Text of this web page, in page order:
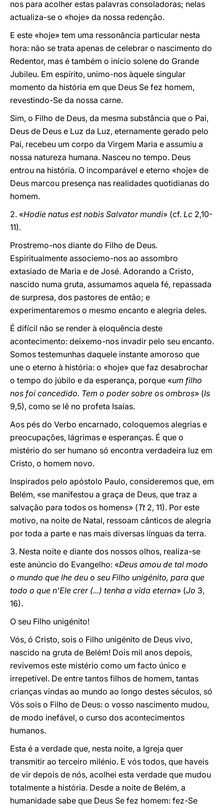
nos para acolher estas palavras consoladoras; nelas
actualiza-se o «hoje» da nossa redenção.
E este «hoje» tem uma ressonância particular nesta
hora: não se trata apenas de celebrar o nascimento do
Redentor, mas é também o início solene do Grande
Jubileu. Em espírito, unimo-nos àquele singular
momento da história em que Deus Se fez homem,
revestindo-Se da nossa carne.
Sim, o Filho de Deus, da mesma substância que o Pai,
Deus de Deus e Luz da Luz, eternamente gerado pelo
Pai, recebeu um corpo da Virgem Maria e assumiu a
nossa natureza humana. Nasceu no tempo. Deus
entrou na história. O incomparável e eterno «hoje» de
Deus marcou presença nas realidades quotidianas do
homem.
2. «Hodie natus est nobis Salvator mundi» (cf. Lc 2,10-
11).
Prostremo-nos diante do Filho de Deus.
Espiritualmente associemo-nos ao assombro
extasiado de Maria e de José. Adorando a Cristo,
nascido numa gruta, assumamos aquela fé, repassada
de surpresa, dos pastores de então; e
experimentaremos o mesmo encanto e alegria deles.
É difícil não se render à eloquência deste
acontecimento: deixemo-nos invadir pelo seu encanto.
Somos testemunhas daquele instante amoroso que
une o eterno à história: o «hoje» que faz desabrochar
o tempo do júbilo e da esperança, porque «um filho
nos foi concedido. Tem o poder sobre os ombros» (Is
9,5), como se lê no profeta Isaías.
Aos pés do Verbo encarnado, coloquemos alegrias e
preocupações, lágrimas e esperanças. É que o
mistério do ser humano só encontra verdadeira luz em
Cristo, o homem novo.
Inspirados pelo apóstolo Paulo, consideremos que, em
Belém, «se manifestou a graça de Deus, que traz a
salvação para todos os homens» (Tt2, 11). Por este
motivo, na noite de Natal, ressoam cânticos de alegria
por toda a parte e nas mais diversas línguas da terra.
3. Nesta noite e diante dos nossos olhos, realiza-se
este anúncio do Evangelho: «Deus amou de tal modo
o mundo que lhe deu o seu Filho unigénito, para que
todo o que n'Ele crer (...) tenha a vida eterna» (Jo 3,
16).
O seu Filho unigénito!
Vós, ó Cristo, sois o Filho unigénito de Deus vivo,
nascido na gruta de Belém! Dois mil anos depois,
revivemos este mistério como um facto único e
irrepetível. De entre tantos filhos de homem, tantas
crianças vindas ao mundo ao longo destes séculos, só
Vós sois o Filho de Deus: o vosso nascimento mudou,
de modo inefável, o curso dos acontecimentos
humanos.
Esta é a verdade que, nesta noite, a Igreja quer
transmitir ao terceiro milénio. E vós todos, que haveis
de vir depois de nós, acolhei esta verdade que mudou
totalmente a história. Desde a noite de Belém, a
humanidade sabe que Deus Se fez homem: fez-Se